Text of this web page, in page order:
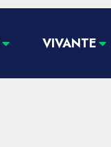
VIVANTE